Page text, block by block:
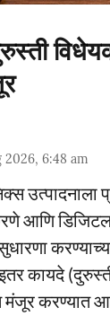
2026, 6:48 am
उत्पादनाला
आणि डिजिटल
कायदे
मंजूर करण्यात